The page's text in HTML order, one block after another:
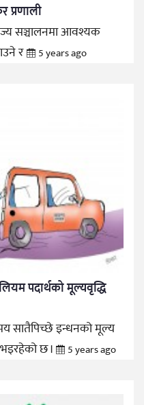
प्रणाली
सञ्चालनमा आवश्यक
र
5 years ago
पदार्थको मूल्यवृद्धि
सातैपिच्छे इन्धनको मूल्य
छ ।
5 years ago